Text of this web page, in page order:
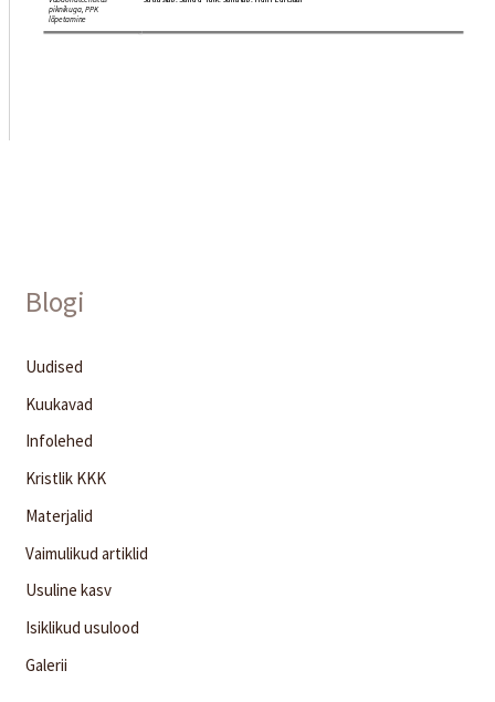
Blogi
Uudised
Kuukavad
Infolehed
Kristlik KKK
Materjalid
Vaimulikud artiklid
Usuline kasv
Isiklikud usulood
Galerii